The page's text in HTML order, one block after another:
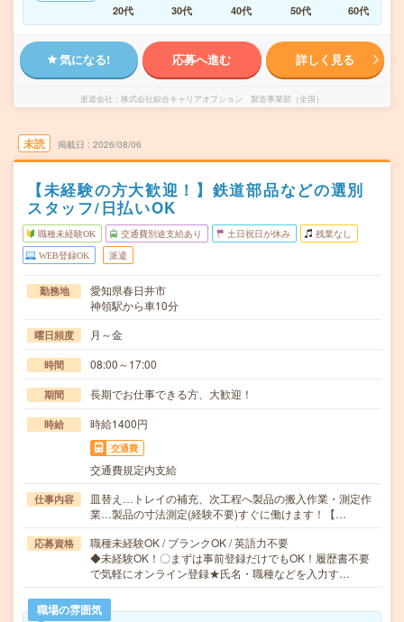
20代
30代 40代 50代 60代
気になる! 応募へ進む 詳しく見る
派遣会社 株式会社綜合キャリアオプション 製造事業部（全国）
未読 掲載日 2026/08/06
【未経験の方大歓迎！】鉄道部品などの選別
スタッフ/日払いOK
職種未経験OK 交通費別途支給あり 土日祝日が休み 残業なし
WEB登録OK 派遣
勤務地
愛知県春日井市
神領駅から車10分
曜日頻度 月～金
時間 08:00～17:00
期間 長期でお仕事できる方、大歓迎！
時給 時給1400円
交通費
交通費規定内支給
仕事内容
皿替え…トレイの補充、次工程へ製品の搬入作業・測定作
業…製品の寸法測定(経験不要)すぐに働けます！【…
応募資格
職種未経験OK / ブランクOK / 英語力不要
◆未経験OK！〇まずは事前登録だけでもOK！履歴書不要
で気軽にオンライン登録★氏名・職種などを入力す…
職場の雰囲気